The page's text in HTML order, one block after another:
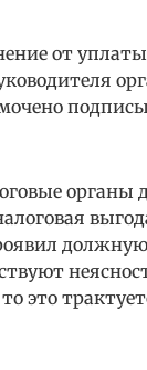
от
это